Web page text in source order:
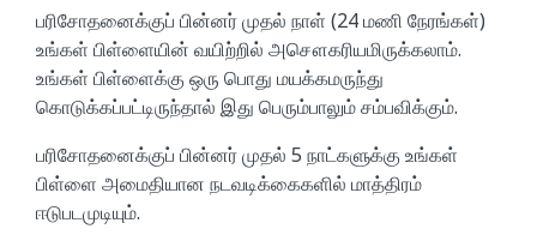
பரிசோதனைக்குப் பின்னர் முதல் நாள் (24 மணி நேரங்கள்)
உங்கள் பிள்ளையின் வயிற்றில் அசௌகரியமிருக்கலாம்.
உங்கள் பிள்ளைக்கு ஒரு பொது மயக்கமருந்து
கொடுக்கப்பட்டிருந்தால் இது பெரும்பாலும் சம்பவிக்கும்.
பரிசோதனைக்குப் பின்னர் முதல் 5 நாட்களுக்கு உங்கள்
பிள்ளை அமைதியான நடவடிக்கைகளில் மாத்திரம்
ஈடுபடமுடியும்.